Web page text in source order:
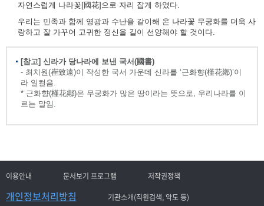
자연스럽게 나라꽃[國花]으로 자리 잡게 하였다.
우리는 민족과 함께 영광과 수난을 같이해 온 나라꽃 무궁화를 더욱 사
랑하고 잘 가꾸어 고귀한 정신을 길이 선양해야 할 것이다.
[참고] 신라가 당나라에 보낸 국서(國書)
- 최치원(崔致遠)이 작성한 국서 가운데 신라를 ‘근화향(槿花鄕)’이
라 일컬음.
* 근화향(槿花鄕)은 무궁화가 많은 땅이라는 뜻으로, 우리나라를 이
르는 말임.
이용안내 문서보기 프로그램 저작권정책
개인정보처리방침 기관소개(직원검색, 약도 등)